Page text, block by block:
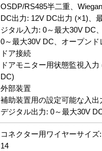
OSDP/RS485半二重、
DC出力: 12V DC出力 (×1)、
ジタル入力: 0～最大30V DC
0～最大30V DC、オープンド
ドア接続
ドアモニター用状態監視入
DC)
外部装置
補助装置用の設定可能な入出
デジタル出力: 0～最大30V
コネクター用ワイヤーサイズ
14